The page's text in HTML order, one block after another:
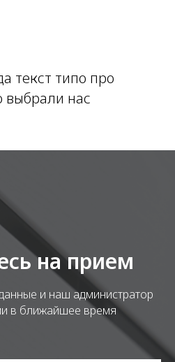
текст типо про
выбрали нас
на прием
и наш администратор
в ближайшее время